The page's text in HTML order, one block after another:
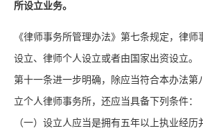
所设立业务。
《律师事务所管理办法》第七条规定，律
设立、律师个人设立或者由国家出资设立。
第十一条进一步明确，除应当符合本办法第
立个人律师事务所，还应当具备下列条件：
（一） 设立人应当是拥有五年以上执业经历